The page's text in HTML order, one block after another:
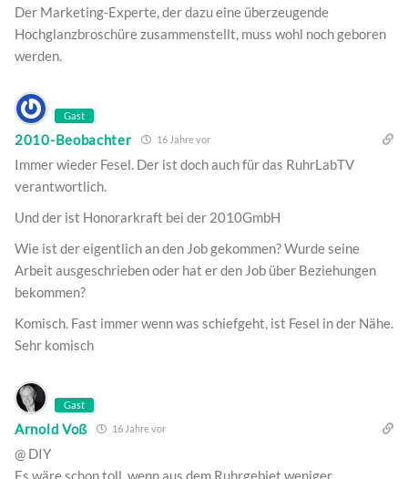
Der Marketing-Experte, der dazu eine überzeugende
Hochglanzbroschüre zusammenstellt, muss wohl noch geboren
werden.
Gast
2010-Beobachter 16 Jahre vor
Immer wieder Fesel. Der ist doch auch für das RuhrLabTV
verantwortlich.
Und der ist Honorarkraft bei der 2010GmbH
Wie ist der eigentlich an den Job gekommen? Wurde seine
Arbeit ausgeschrieben oder hat er den Job über Beziehungen
bekommen?
Komisch. Fast immer wenn was schiefgeht, ist Fesel in der Nähe.
Sehr komisch
Gast
Arnold Voß 16 Jahre vor
@ DIY
Es wäre schon toll, wenn aus dem Ruhrgebiet weniger